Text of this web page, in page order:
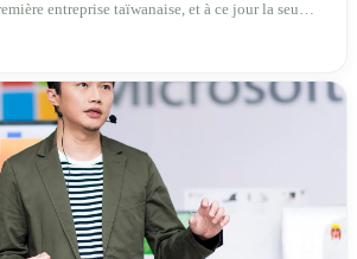
entreprise taïwanaise, et à ce jour la seule.
de drones finis et les 165 composants de cette
prioritaire pour les fabricants taïwanais ; la
projet de loi révèle une réalité : Taïwan avance
que les États-Unis doivent légiférer pour
Une entreprise qui fabrique des avions
46 ans à Taichung prévoit de construire sa